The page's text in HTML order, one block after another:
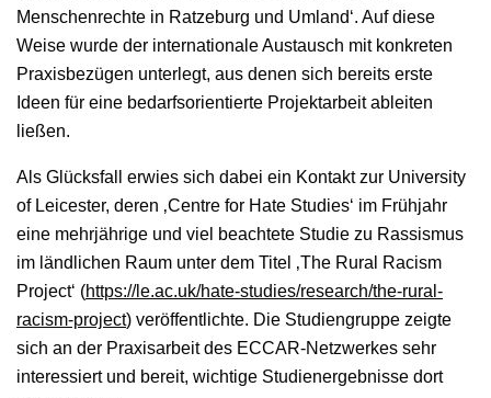
Menschenrechte in Ratzeburg und Umland‘. Auf diese
Weise wurde der internationale Austausch mit konkreten
Praxisbezügen unterlegt, aus denen sich bereits erste
Ideen für eine bedarfsorientierte Projektarbeit ableiten
ließen.
Als Glücksfall erwies sich dabei ein Kontakt zur University
of Leicester, deren ‚Centre for Hate Studies‘ im Frühjahr
eine mehrjährige und viel beachtete Studie zu Rassismus
im ländlichen Raum unter dem Titel ‚The Rural Racism
Project‘ (https://le.ac.uk/hate-studies/research/the-rural-
racism-project) veröffentlichte. Die Studiengruppe zeigte
sich an der Praxisarbeit des ECCAR-Netzwerkes sehr
interessiert und bereit, wichtige Studienergebnisse dort